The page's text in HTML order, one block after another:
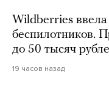
Wildberries ввела
беспилотников.
до 50 тысяч
19 часов назад